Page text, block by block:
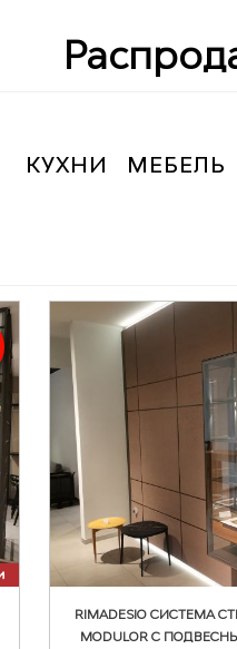
КУХНИ МЕБЕЛЬ
RIMADESIO СИСТЕМА
MODULOR С